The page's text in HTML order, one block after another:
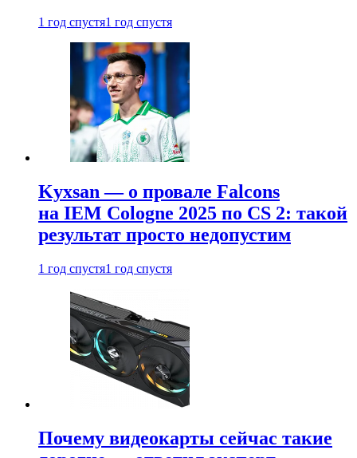
1 год спустя1 год спустя
Kyxsan — о провале Falcons
на IEM Cologne 2025 по CS 2: такой
результат просто недопустим
1 год спустя1 год спустя
Почему видеокарты сейчас такие